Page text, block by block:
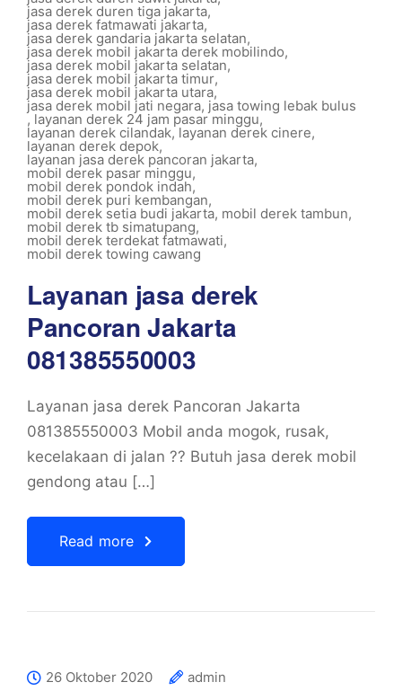
jasa derek duren tiga jakarta,
jasa derek fatmawati jakarta,
jasa derek gandaria jakarta selatan,
jasa derek mobil jakarta derek mobilindo,
jasa derek mobil jakarta selatan,
jasa derek mobil jakarta timur,
jasa derek mobil jakarta utara,
jasa derek mobil jati negara, jasa towing lebak bulus
, layanan derek 24 jam pasar minggu,
layanan derek cilandak, layanan derek cinere,
layanan derek depok,
layanan jasa derek pancoran jakarta,
mobil derek pasar minggu,
mobil derek pondok indah,
mobil derek puri kembangan,
mobil derek setia budi jakarta, mobil derek tambun,
mobil derek tb simatupang,
mobil derek terdekat fatmawati,
mobil derek towing cawang
Layanan jasa derek
Pancoran Jakarta
081385550003
Layanan jasa derek Pancoran Jakarta
081385550003 Mobil anda mogok, rusak,
kecelakaan di jalan ?? Butuh jasa derek mobil
gendong atau […]
Read more
26 Oktober 2020
admin